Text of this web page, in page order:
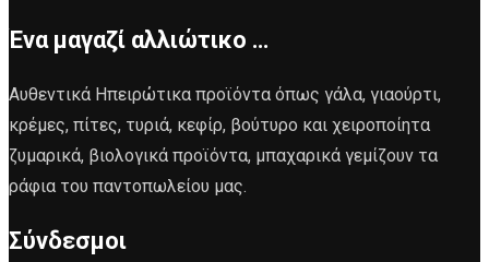
Ένα μαγαζί αλλιώτικο …
Αυθεντικά Ηπειρώτικα προϊόντα όπως γάλα, γιαούρτι,
κρέμες, πίτες, τυριά, κεφίρ, βούτυρο και χειροποίητα
ζυμαρικά, βιολογικά προϊόντα, μπαχαρικά γεμίζουν τα
ράφια του παντοπωλείου μας.
Σύνδεσμοι